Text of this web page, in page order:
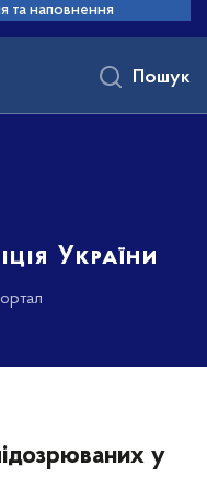
та наповнення
України
Пошук
у